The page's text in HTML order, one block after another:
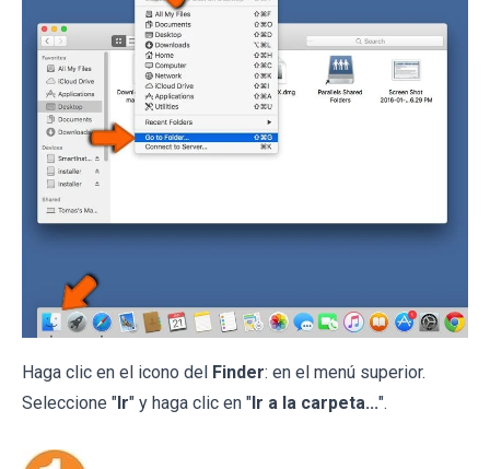
Haga clic en el icono del Finder: en el menú superior.
Seleccione " Ir" y haga clic en " Ir a la carpeta...".